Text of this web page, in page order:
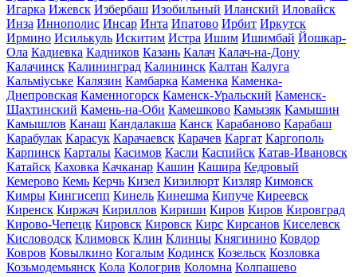
Игарка Ижевск Избербаш Изобильный Иланский Иловайск
Инза Иннополис Инсар Инта Ипатово Ирбит Иркутск
Ирмино Исилькуль Искитим Истра Ишим Ишимбай Йошкар-
Ола Кадиевка Кадников Казань Калач Калач-на-Дону
Калачинск Калининград Калининск Калтан Калуга
Кальміуське Калязин Камбарка Каменка Каменка-
Днепровская Каменногорск Каменск-Уральский Каменск-
Шахтинский Камень-на-Оби Камешково Камызяк Камышин
Камышлов Канаш Кандалакша Канск Карабаново Карабаш
Карабулак Карасук Карачаевск Карачев Каргат Каргополь
Карпинск Карталы Касимов Касли Каспийск Катав-Ивановск
Катайск Каховка Качканар Кашин Кашира Кедровый
Кемерово Кемь Керчь Кизел Кизилюрт Кизляр Кимовск
Кимры Кингисепп Кинель Кинешма Кипуче Киреевск
Киренск Киржач Кириллов Кириши Киров Киров Кировград
Кирово-Чепецк Кировск Кировск Кирс Кирсанов Киселевск
Кисловодск Климовск Клин Клинцы Княгинино Ковдор
Ковров Ковылкино Когалым Кодинск Козельск Козловка
Козьмодемьянск Кола Кологрив Коломна Колпашево